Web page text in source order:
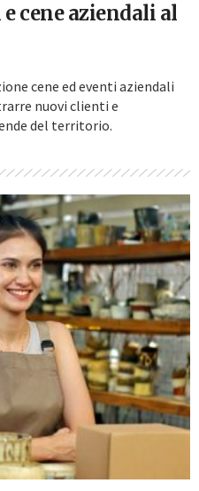
cene aziendali al
cene ed eventi aziendali
nuovi clienti e
del territorio.